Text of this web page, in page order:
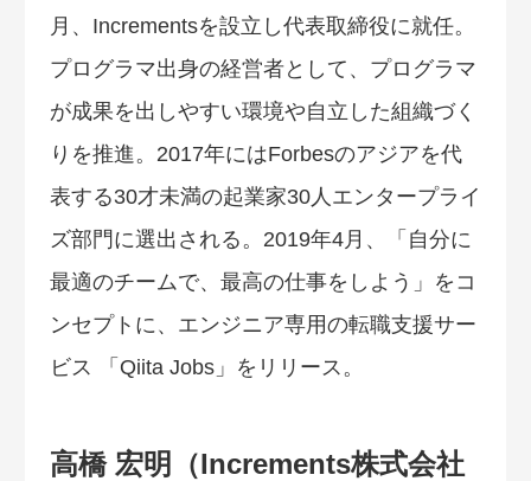
月、Incrementsを設立し代表取締役に就任。
プログラマ出身の経営者として、プログラマ
が成果を出しやすい環境や自立した組織づく
りを推進。2017年にはForbesのアジアを代
表する30才未満の起業家30人エンタープライ
ズ部門に選出される。2019年4月、「自分に
最適のチームで、最高の仕事をしよう」をコ
ンセプトに、エンジニア専用の転職支援サー
ビス 「Qiita Jobs」をリリース。
高橋 宏明（Increments株式会社